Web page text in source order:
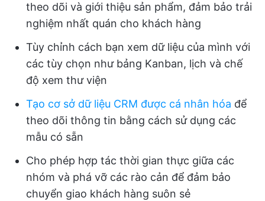
theo dõi và giới thiệu sản phẩm, đảm bảo trải
nghiệm nhất quán cho khách hàng
Tùy chỉnh cách bạn xem dữ liệu của mình với
các tùy chọn như bảng Kanban, lịch và chế
độ xem thư viện
Tạo cơ sở dữ liệu CRM được cá nhân hóa để
theo dõi thông tin bằng cách sử dụng các
mẫu có sẵn
Cho phép hợp tác thời gian thực giữa các
nhóm và phá vỡ các rào cản để đảm bảo
chuyển giao khách hàng suôn sẻ